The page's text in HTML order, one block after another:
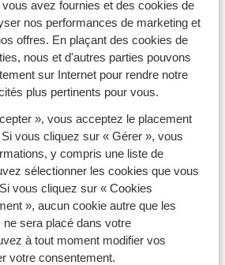
avez fournies et des cookies de
nos performances de marketing et
offres. En plaçant des cookies de
nous et d'autres parties pouvons
sur Internet pour rendre notre
plus pertinents pour vous.
», vous acceptez le placement
vous cliquez sur « Gérer », vous
y compris une liste de
sélectionner les cookies que vous
vous cliquez sur « Cookies
», aucun cookie autre que les
sera placé dans votre
à tout moment modifier vos
votre consentement.
organisez facilement votre
Que vous prépariez un
ski, un déplacement en
ou un séjour au ski pour votre
nous proposons une offre
nos voyages dont nos séjours au
l’hébergement et le matériel de ski
L'idéal pour offrir à vos
expérience mémorable en
montagne.
complète, pensée pour